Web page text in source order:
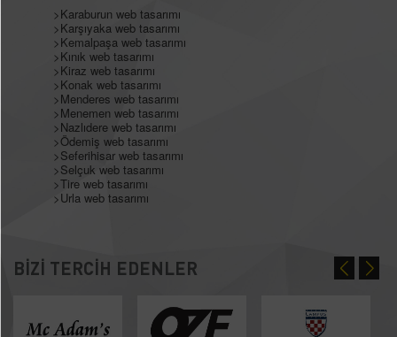
>Karaburun web tasarımı
>Karşıyaka web tasarımı
>Kemalpaşa web tasarımı
>Kınık web tasarımı
>Kiraz web tasarımı
>Konak web tasarımı
>Menderes web tasarımı
>Menemen web tasarımı
>Nazlıdere web tasarımı
>Ödemiş web tasarımı
>Seferihisar web tasarımı
>Selçuk web tasarımı
>Tire web tasarımı
>Urla web tasarımı
BİZİ TERCİH EDENLER